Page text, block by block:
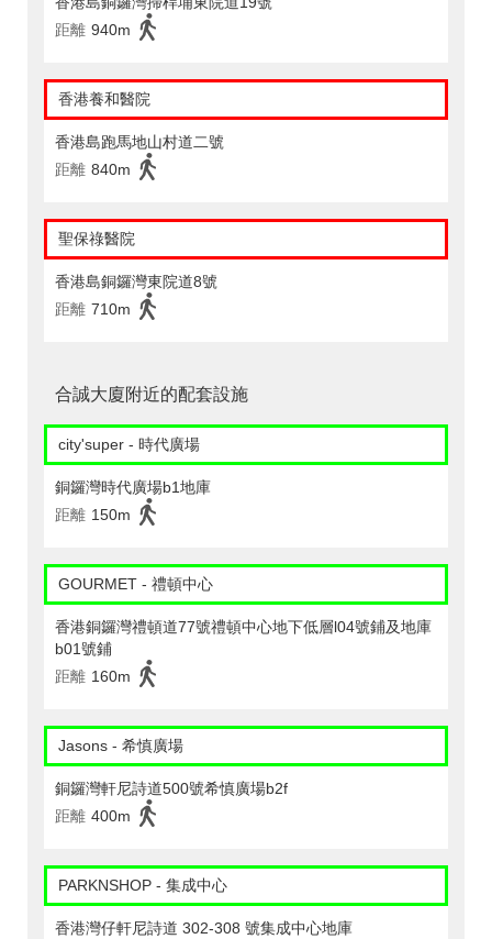
距離 940m
香港養和醫院
香港島跑馬地山村道二號
距離 840m
聖保祿醫院
香港島銅鑼灣東院道8號
距離 710m
合誠大廈附近的配套設施
city'super - 時代廣場
銅鑼灣時代廣場b1地庫
距離 150m
GOURMET - 禮頓中心
香港銅鑼灣禮頓道77號禮頓中心地下低層l04號鋪及地庫
b01號鋪
距離 160m
Jasons - 希慎廣場
銅鑼灣軒尼詩道500號希慎廣場b2f
距離 400m
PARKNSHOP - 集成中心
香港灣仔軒尼詩道 302-308 號集成中心地庫